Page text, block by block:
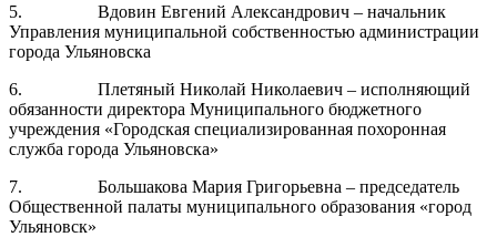
5. Вдовин Евгений Александрович – начальник
Управления муниципальной собственностью администрации
города Ульяновска
6. Плетяный Николай Николаевич – исполняющий
обязанности директора Муниципального бюджетного
учреждения «Городская специализированная похоронная
служба города Ульяновска»
7. Большакова Мария Григорьевна – председатель
Общественной палаты муниципального образования «город
Ульяновск»